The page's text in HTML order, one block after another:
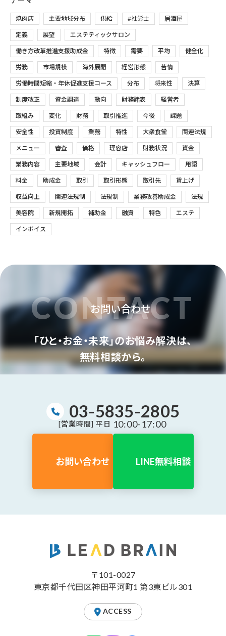
焼肉店 主要地域分布 供給 #社労士 居酒屋
定義 展望 エステティックサロン
働き方改革推進支援助成金 特徴 需要 平均 健全化
労務 市場規模 海外展開 経営形態 苦情
労働時間短縮・年休促進支援コース 分布 将来性 決算
制度改正 資金調達 動向 財務諸表 経営者
取組み 変化 財務 取引推進 今後 課題
安全性 投資制度 業務 特性 大衆食堂 関連法規
メニュー 審査 価格 理容店 財務状況 資金
業務内容 主要地域 会計 キャッシュフロー 用語
料金 助成金 取引 取引形態 取引先 賃上げ
収益向上 関連法規制 法規制 業務改善助成金 法規
美容院 新規開拓 補助金 融資 特色 エステ
インボイス
CONTACT
お問い合わせ
「ひと・お金・未来」のお悩み解決は、
無料相談から。
03-5835-2805
[営業時間] 平日 10:00-17:00
お問い合わせ LINE無料相談
〒101-0027
東京都千代田区神田平河町1 第3東ビル301
ACCESS